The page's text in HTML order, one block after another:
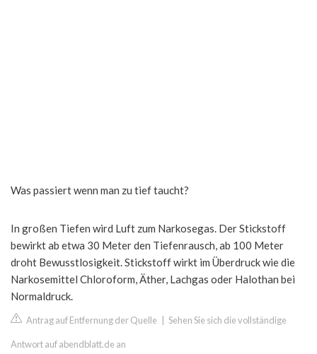
Was passiert wenn man zu tief taucht?
In großen Tiefen wird Luft zum Narkosegas. Der Stickstoff
bewirkt ab etwa 30 Meter den Tiefenrausch, ab 100 Meter
droht Bewusstlosigkeit. Stickstoff wirkt im Überdruck wie die
Narkosemittel Chloroform, Äther, Lachgas oder Halothan bei
Normaldruck.
Antrag auf Entfernung der Quelle Sehen Sie sich die vollständige
Antwort auf abendblatt.de an